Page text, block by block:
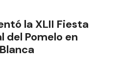
la XLII Fiesta
del Pomelo en